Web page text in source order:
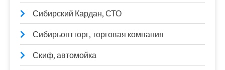
Сибирский Кардан, СТО
Сибирьоптторг, торговая компания
Скиф, автомойка